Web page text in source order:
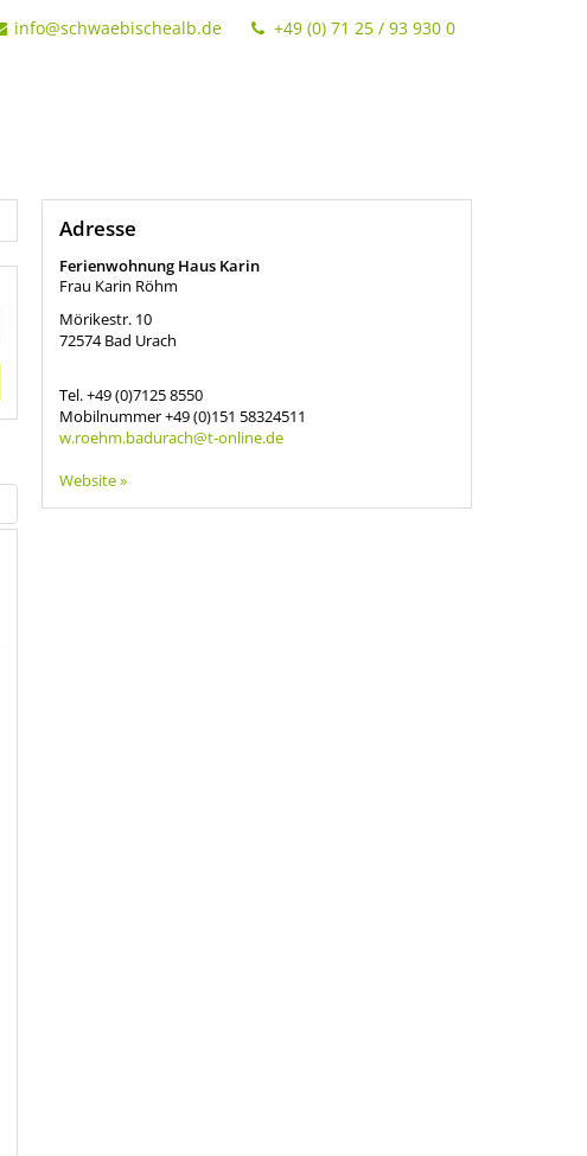
info@schwaebischealb.de +49 (0) 71 25 / 93 930 0
Adresse
Ferienwohnung Haus Karin
Frau Karin Röhm
Mörikestr. 10
72574 Bad Urach
Tel.+49 (0)7125 8550
Mobilnummer+49 (0)151 58324511
w.roehm.badurach@t-online.de
Website »